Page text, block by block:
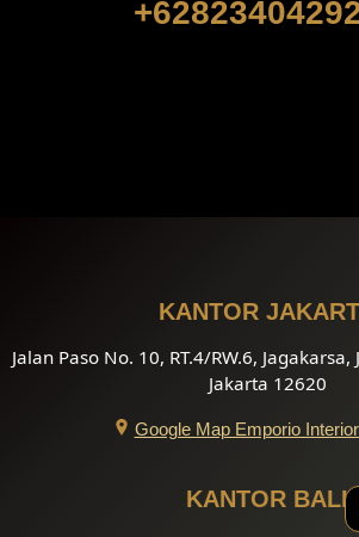
KANTOR
Jalan Paso No. 10, RT.4/RW.6,
Jakarta 12620
Google Map Emporio
KANTOR BALI